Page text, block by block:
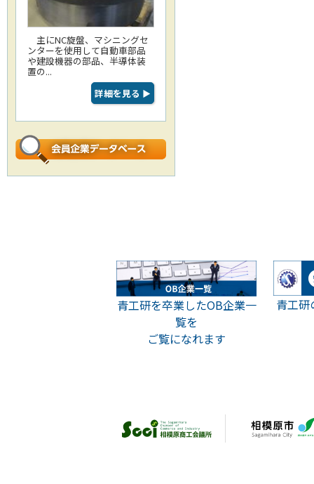
主にNC旋盤、マシニングセ
ンターを使用して自動車部品
や建設機器の部品、半導体装
置の...
詳細を見る ▶
青工研を卒業したOB企業一
覧を
ご覧になれます
青工研